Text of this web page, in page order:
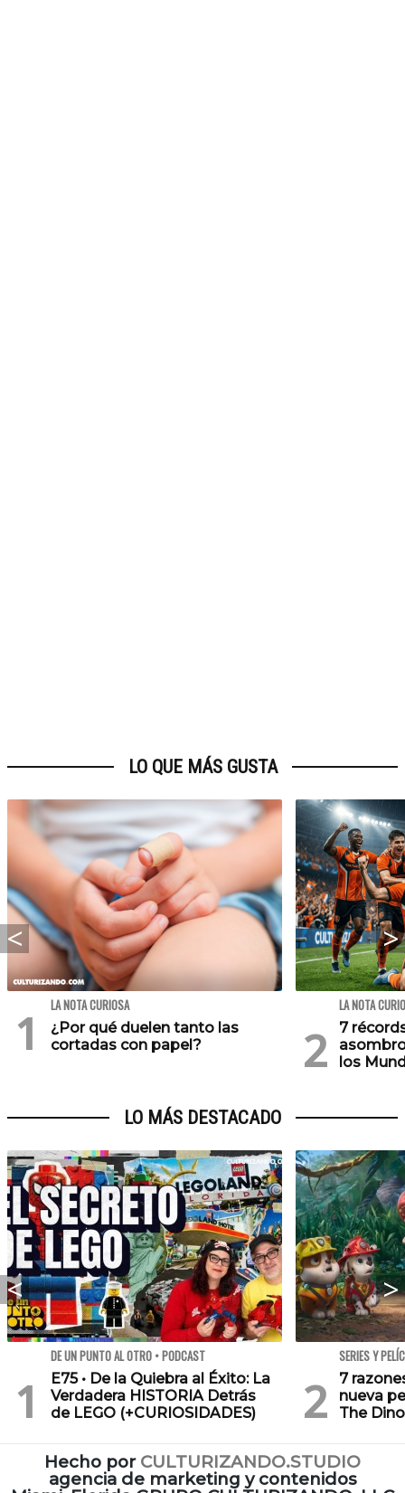
LO QUE MÁS GUSTA
LA NOTA CURIOSA
¿Por qué duelen tanto las
cortadas con papel?
LA NOTA
7
los
LO MÁS DESTACADO
DE UN PUNTO AL OTRO • PODCAST
E75 • De la Quiebra al Éxito: La
Verdadera HISTORIA Detrás
de LEGO (+CURIOSIDADES)
SERIES Y
7
nueva
The
Hecho por CULTURIZANDO.STUDIO
agencia de marketing y contenidos